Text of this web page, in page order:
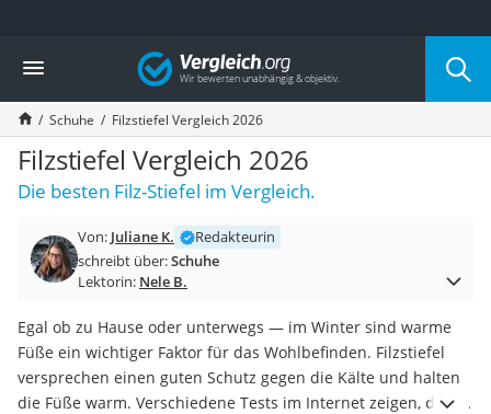
Die beliebtesten Vergleiche nach Kategorie
Mode
Boxershorts
Cellulite-Leggings
Herrensocken
Polarisierte Sonnenbrille
Hausschuhe Herren
Suunto-Uhr
Überzieh-Sonnenbrille
Sneaker Herren
Geldbörse Herren
Knirps-Regenschirm
Periodenunterwäsche
Vergleich
Schuhe Filzstiefel Vergleich 2026
Filzstiefel Vergleich 2026
Die besten Filz-Stiefel im Vergleich.
Von: Juliane K.
Redakteurin
schreibt über:Schuhe
Lektorin: Nele B.
Egal ob zu Hause oder unterwegs — im Winter sind warme
Füße ein wichtiger Faktor für das Wohlbefinden. Filzstiefel
versprechen einen guten Schutz gegen die Kälte und halten
die Füße warm. Verschiedene Tests im Internet zeigen, dass